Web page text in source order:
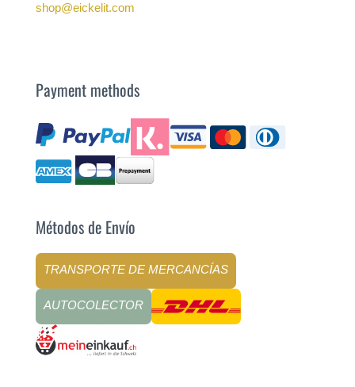
shop@eickelit.com
Payment methods
Métodos de Envío
TRANSPORTE DE MERCANCÍAS
AUTOCOLECTOR